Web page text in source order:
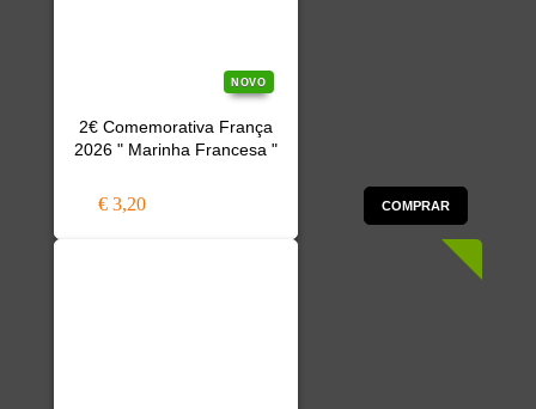
NOVO
2€ Comemorativa França
2026 " Marinha Francesa "
€ 3,20 COMPRAR